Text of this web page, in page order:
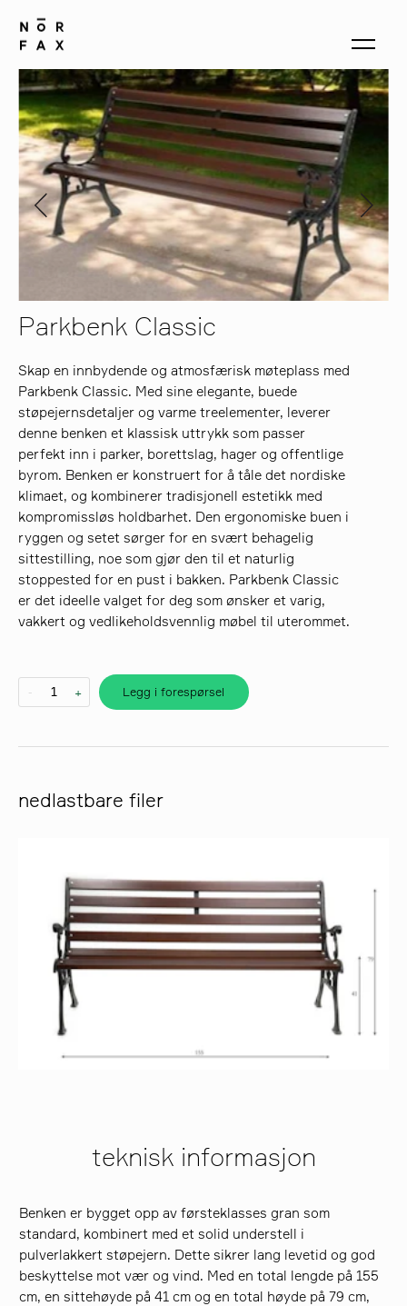
produkter
om oss
kontakt
søk
Parkbenk Classic
Skap en innbydende og atmosfærisk møteplass med
Parkbenk Classic. Med sine elegante, buede
støpejernsdetaljer og varme treelementer, leverer
denne benken et klassisk uttrykk som passer
perfekt inn i parker, borettslag, hager og offentlige
byrom. Benken er konstruert for å tåle det nordiske
klimaet, og kombinerer tradisjonell estetikk med
kompromissløs holdbarhet. Den ergonomiske buen i
ryggen og setet sørger for en svært behagelig
sittestilling, noe som gjør den til et naturlig
stoppested for en pust i bakken. Parkbenk Classic
er det ideelle valget for deg som ønsker et varig,
vakkert og vedlikeholdsvennlig møbel til uterommet.
- + Legg i forespørsel
nedlastbare filer
teknisk informasjon
Benken er bygget opp av førsteklasses gran som
standard, kombinert med et solid understell i
pulverlakkert støpejern. Dette sikrer lang levetid og god
beskyttelse mot vær og vind. Med en total lengde på 155
cm, en sittehøyde på 41 cm og en total høyde på 79 cm,